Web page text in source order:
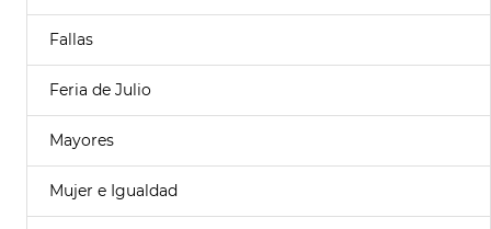
Fallas
Feria de Julio
Mayores
Mujer e Igualdad